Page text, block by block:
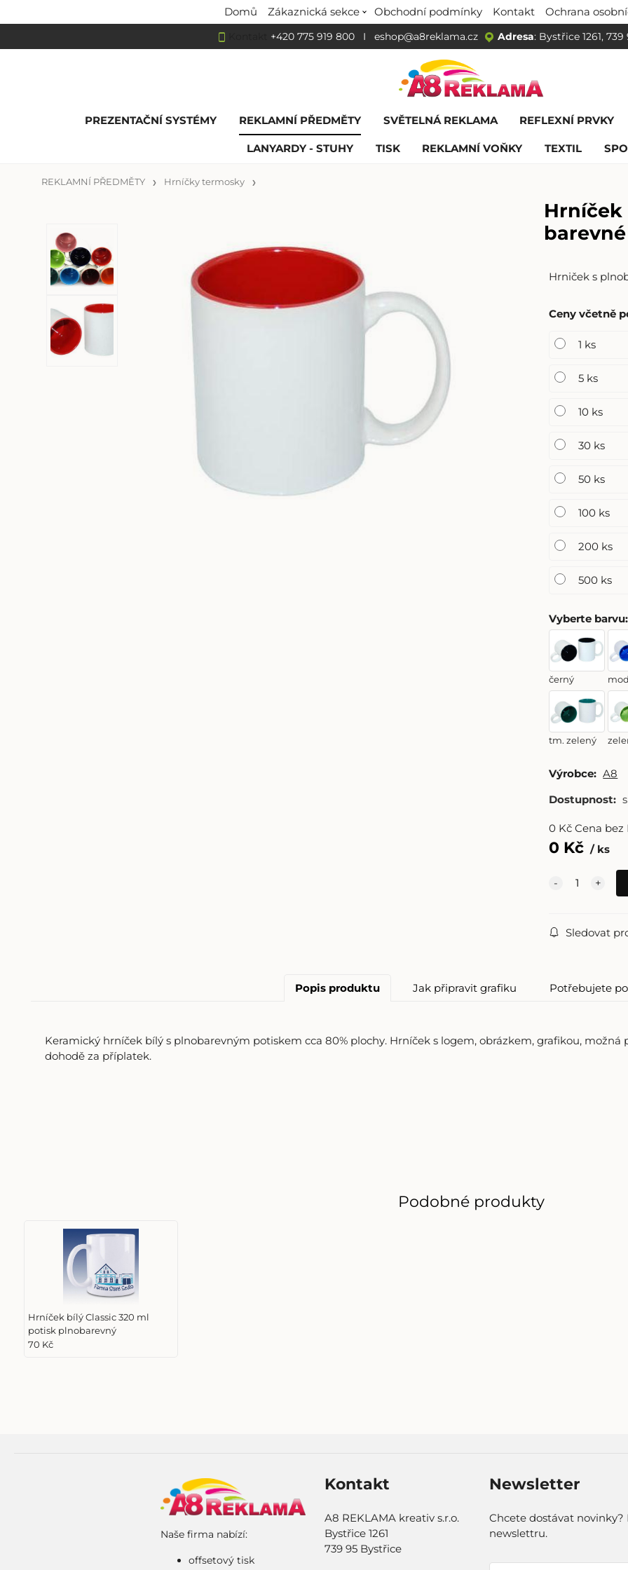
Domů Zákaznická sekce Obchodní podmínky Kontakt
Ochrana
+420 775 919 800I eshop@a8reklama.cz Adresa: Bystřice 1261,
PREZENTAČNÍ SYSTÉMY REKLAMNÍ PŘEDMĚTY SVĚTELNÁ REKLAMA REFLEXNÍ PRVKY
LANYARDY - STUHY TISK REKLAMNÍ VOŇKY TEXTIL
REKLAMNÍ PŘEDMĚTY Hrníčky termosky
Hrníček
Hrniček s
Ceny včetně
1 ks
5 ks
10 ks
30 ks
50 ks
100 ks
200 ks
500 ks
Vyberte barvu:
černý
tm. zelený
Výrobce: A8
Dostupnost:
0 KčCena bez
0 Kč ks
Sledovat
Popis produktu Jak připravit grafiku Potřebujete
Keramický hrníček bílý s plnobarevným potiskem cca 80% plochy. Hrníček s logem, obrázkem, grafikou, možná
dohodě za příplatek.
Podobné produkty
Hrníček bílý Classic 320 ml
potisk plnobarevný
70 Kč
Naše firma nabízí:
offsetový tisk
Kontakt
A8 REKLAMA kreativ s.r.o.
Bystřice 1261
739 95 Bystřice
Newsletter
Chcete dostávat
newslettru.